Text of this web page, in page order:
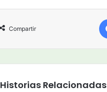
Compartir
Historias Relacionadas